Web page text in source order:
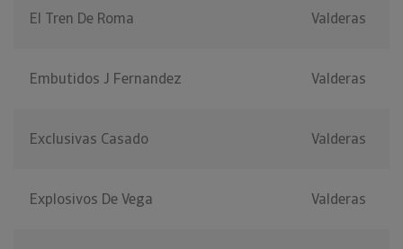
El Tren De Roma Valderas
Embutidos J Fernandez Valderas
Exclusivas Casado Valderas
Explosivos De Vega Valderas